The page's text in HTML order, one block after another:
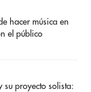
hacer música en
el público
su proyecto solista: